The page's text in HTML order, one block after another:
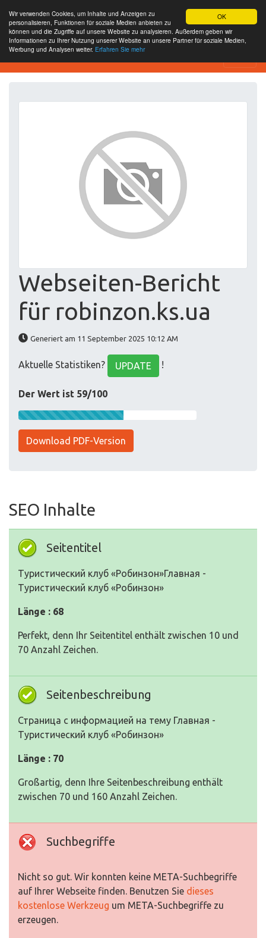
OK
Wir verwenden Cookies, um Inhalte und Anzeigen zu
personalisieren, Funktionen für soziale Medien anbieten zu
können und die Zugriffe auf unsere Website zu analysieren. Außerdem geben wir
Informationen zu Ihrer Nutzung unserer Website an unsere Partner für soziale Medien,
Werbung und Analysen weiter. Erfahren Sie mehr
SEO Analytics
Webseiten-Bericht
für robinzon.ks.ua
Generiert am 11 September 2025 10:12 AM
Aktuelle Statistiken? UPDATE !
Der Wert ist 59/100
Download PDF-Version
SEO Inhalte
Seitentitel
Туристический клуб «Робинзон»Главная -
Туристический клуб «Робинзон»
Länge : 68
Perfekt, denn Ihr Seitentitel enthält zwischen 10 und
70 Anzahl Zeichen.
Seitenbeschreibung
Страница с информацией на тему Главная -
Туристический клуб «Робинзон»
Länge : 70
Großartig, denn Ihre Seitenbeschreibung enthält
zwischen 70 und 160 Anzahl Zeichen.
Suchbegriffe
Nicht so gut. Wir konnten keine META-Suchbegriffe
auf Ihrer Webseite finden. Benutzen Sie dieses
kostenlose Werkzeug um META-Suchbegriffe zu
erzeugen.